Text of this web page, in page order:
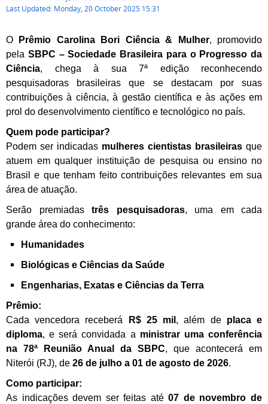
Last Updated: Monday, 20 October 2025 15:31
O Prêmio Carolina Bori Ciência & Mulher, promovido
pela SBPC – Sociedade Brasileira para o Progresso da
Ciência, chega à sua 7ª edição reconhecendo
pesquisadoras brasileiras que se destacam por suas
contribuições à ciência, à gestão científica e às ações em
prol do desenvolvimento científico e tecnológico no país.
Quem pode participar?
Podem ser indicadas mulheres cientistas brasileiras que
atuem em qualquer instituição de pesquisa ou ensino no
Brasil e que tenham feito contribuições relevantes em sua
área de atuação.
Serão premiadas três pesquisadoras, uma em cada
grande área do conhecimento:
Humanidades
Biológicas e Ciências da Saúde
Engenharias, Exatas e Ciências da Terra
Prêmio:
Cada vencedora receberá
R$ 25 mil , além de placa e
diploma, e será convidada a ministrar uma conferência
na 78ª Reunião Anual da SBPC, que acontecerá em
Niterói (RJ), de 26 de julho a 01 de agosto de 2026.
Como participar:
As indicações devem ser feitas até07 de novembro de